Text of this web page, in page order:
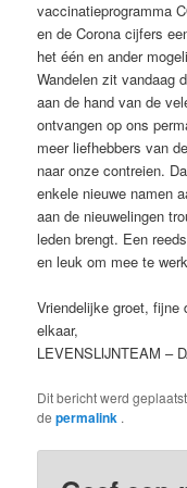
vaccinatieprogramma
en de Corona cijfers
het één en ander
Wandelen zit vandaag
aan de hand van de
ontvangen op ons
meer liefhebbers van
naar onze contreien.
enkele nieuwe namen
aan de nieuwelingen
leden brengt. Een
en leuk om mee te
Vriendelijke groet, fijne
elkaar,
LEVENSLIJNTEAM –
Dit bericht werd
depermalink .